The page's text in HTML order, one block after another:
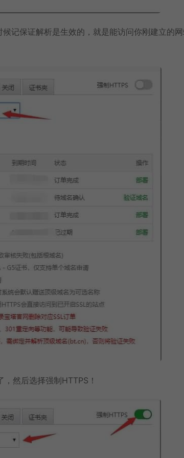
记保证解析是生效的，就是能访问你刚建立的
然后选择强制HTTPS！